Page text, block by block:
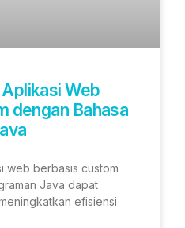
Web
dengan Bahasa
web berbasis custom
Java dapat
efisiensi